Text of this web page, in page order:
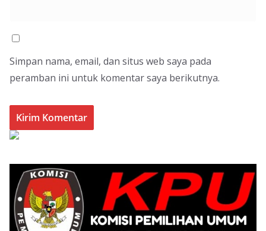
Simpan nama, email, dan situs web saya pada
peramban ini untuk komentar saya berikutnya.